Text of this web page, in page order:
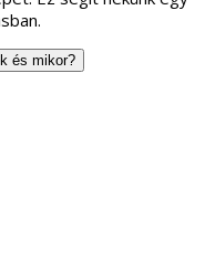
és mikor?